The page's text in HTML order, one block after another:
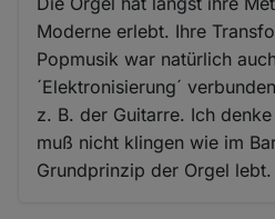
Moderne erlebt. Ihre
Popmusik war natürlich
´Elektronisierung´
z. B. der Guitarre. Ich
muß nicht klingen wie im
Grundprinzip der Orgel lebt.